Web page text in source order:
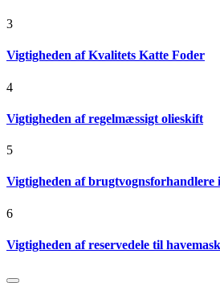
3
Vigtigheden af Kvalitets Katte Foder
4
Vigtigheden af regelmæssigt olieskift
5
Vigtigheden af brugtvognsforhandlere
6
Vigtigheden af reservedele til